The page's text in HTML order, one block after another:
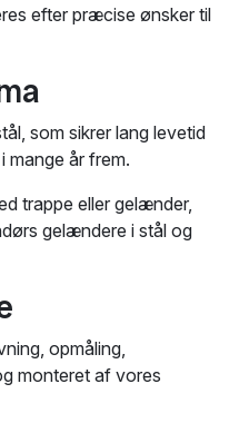
efter præcise ønsker til
som sikrer lang levetid
mange år frem.
trappe eller gelænder,
gelændere i stål og
opmåling,
monteret af vores